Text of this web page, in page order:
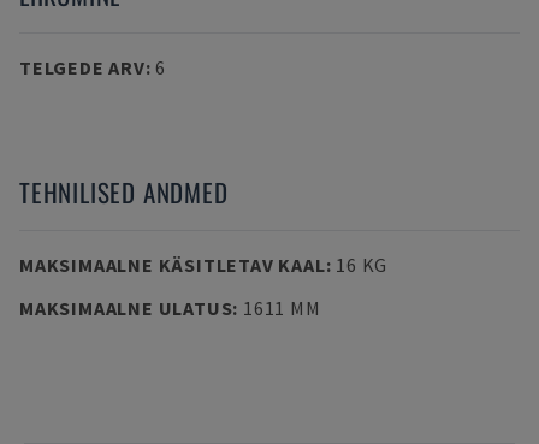
TELGEDE ARV: 6
TEHNILISED ANDMED
MAKSIMAALNE KÄSITLETAV KAAL: 16 KG
MAKSIMAALNE ULATUS: 1611 MM